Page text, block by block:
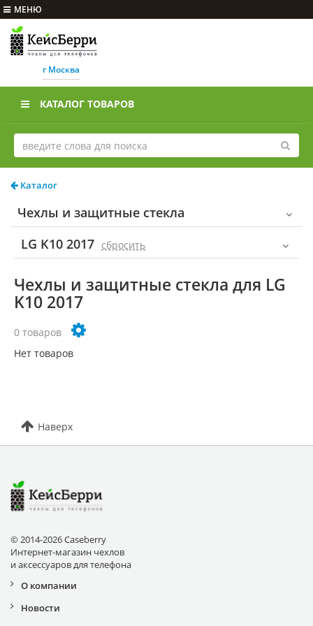
МЕНЮ
г Москва
КАТАЛОГ ТОВАРОВ
Каталог
Чехлы и защитные стекла
LG K10 2017 cбросить
Чехлы и защитные стекла для LG
K10 2017
0 товаров
Нет товаров
Наверх
© 2014-2026 Caseberry
Интернет-магазин чехлов
и аксессуаров для телефона
О компании
Новости